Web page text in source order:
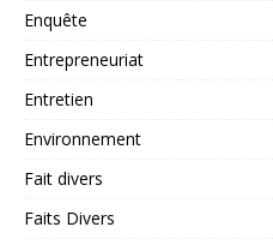
Enquête
Entrepreneuriat
Entretien
Environnement
Fait divers
Faits Divers